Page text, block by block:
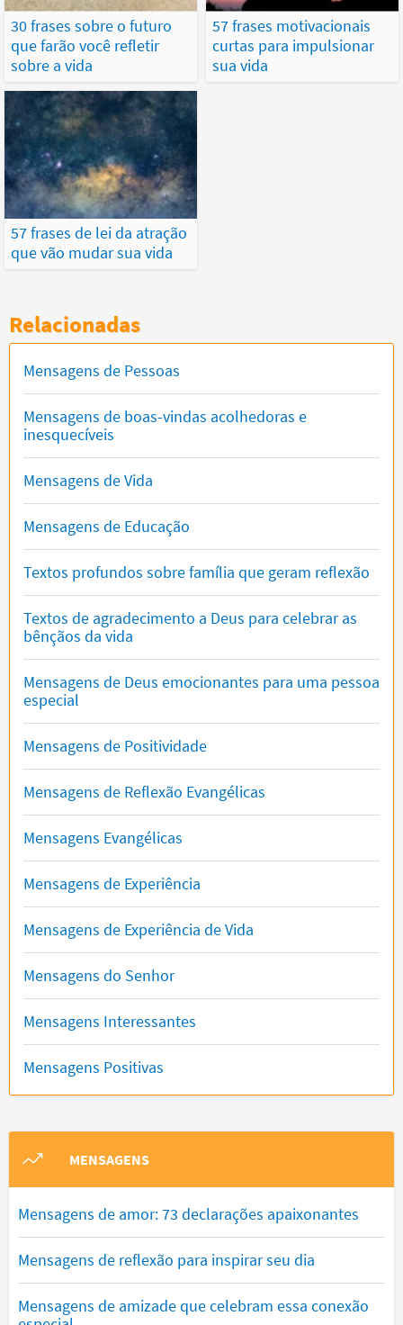
30 frases sobre o futuro
que farão você refletir
sobre a vida
57 frases motivacionais
curtas para impulsionar
sua vida
57 frases de lei da atração
que vão mudar sua vida
Relacionadas
Mensagens de Pessoas
Mensagens de boas-vindas acolhedoras e
inesquecíveis
Mensagens de Vida
Mensagens de Educação
Textos profundos sobre família que geram reflexão
Textos de agradecimento a Deus para celebrar as
bênçãos da vida
Mensagens de Deus emocionantes para uma pessoa
especial
Mensagens de Positividade
Mensagens de Reflexão Evangélicas
Mensagens Evangélicas
Mensagens de Experiência
Mensagens de Experiência de Vida
Mensagens do Senhor
Mensagens Interessantes
Mensagens Positivas
MENSAGENS
Mensagens de amor: 73 declarações apaixonantes
Mensagens de reflexão para inspirar seu dia
Mensagens de amizade que celebram essa conexão